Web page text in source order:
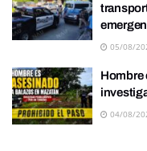
05/08/
Hombre
04/08/